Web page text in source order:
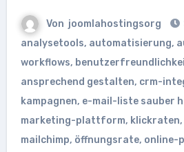
Von joomlahostingsorg
analysetools, automatisierung,
workflows,
ansprechend gestalten, crm-
kampagnen, e-mail-liste sauber
marketing-plattform, klickraten,
mailchimp, öffnungsrate, online-